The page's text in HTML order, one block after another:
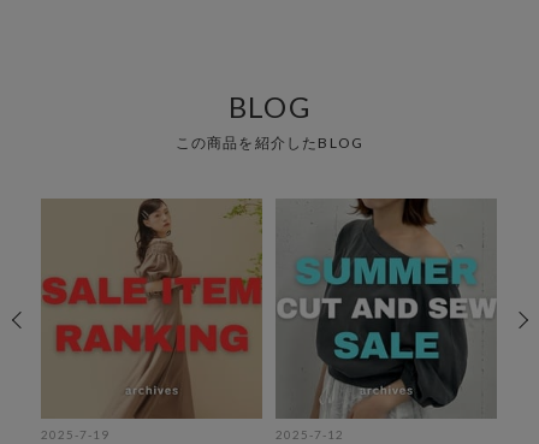
BLOG
この商品を紹介したBLOG
2025-7-19 2025-7-12